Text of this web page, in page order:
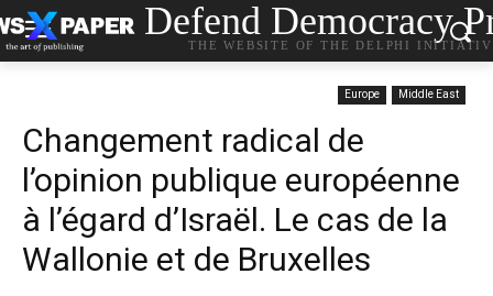
Defend Democracy
THE WEBSITE OF THE DELPHI
Europe Middle East
Changement radical de
l’opinion publique européenne
à l’égard d’Israël. Le cas de la
Wallonie et de Bruxelles